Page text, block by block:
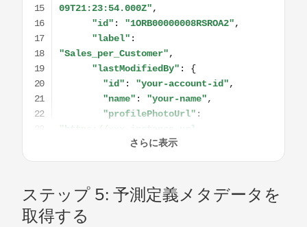
ステップ 5: 予測定義メタデータを
取得する